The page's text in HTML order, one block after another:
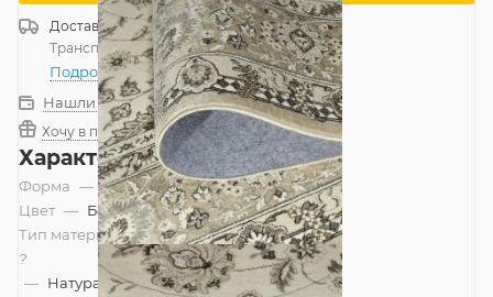
ДоставкаРоссия
Транспортной компанией—бесплатно
Подробнее
Нашли дешевле?
Хочу в подарок
Характеристики
Форма — Прямоугольник
Цвет — Бежевый
Тип материала
?
— Натуральный, Смешанный